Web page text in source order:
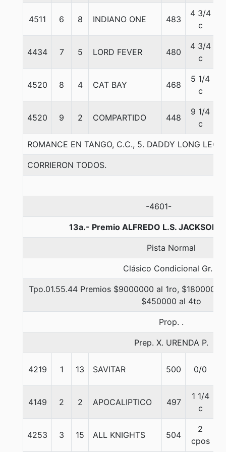
4511 6 8 INDIANO ONE 483
4 3/4
c
4434 7 5 LORD FEVER 480
4 3/4
c
4520 8 4 CAT BAY 468
5 1/4
c
4520 9 2 COMPARTIDO 448
9 1/4
c
ROMANCE EN TANGO, C.C., 5. DADDY LONG
CORRIERON TODOS.
-4601-
13a.- Premio ALFREDO L.S.
Pista Normal
Clásico Condicional Gr. 3
Tpo.01.55.44 Premios $9000000 al 1ro,
$450000 al 4to
Prop. .
Prep. X. URENDA P.
4219 1 13 SAVITAR 500 0/0
4149 2 2 APOCALIPTICO 497
1 1/4
c
4253 3 15 ALL KNIGHTS 504
2
cpos